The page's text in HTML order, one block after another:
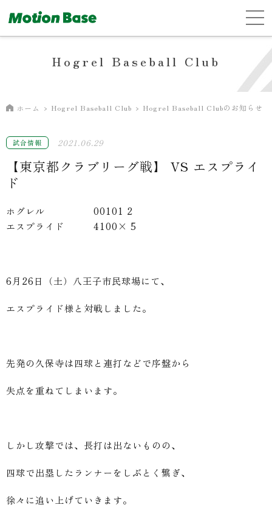
Hogrel Baseball Club
ホーム Hogrel Baseball Club Hogrel Baseball Clubのお知らせ
【東京都クラブリーグ戦】 VS エスプライ
ド
試合情報 2021.06.29
ホグレル 00101 2
エスプライド 4100× 5
6月26日（土）八王子市民球場にて、
エスプライド様と対戦しました。
先発の久保寺は四球と連打などで序盤から
失点を重ねてしまいます。
しかし攻撃では、長打は出ないものの、
四球で出塁したランナーをしぶとく繋ぎ、
徐々に追い上げていきます。